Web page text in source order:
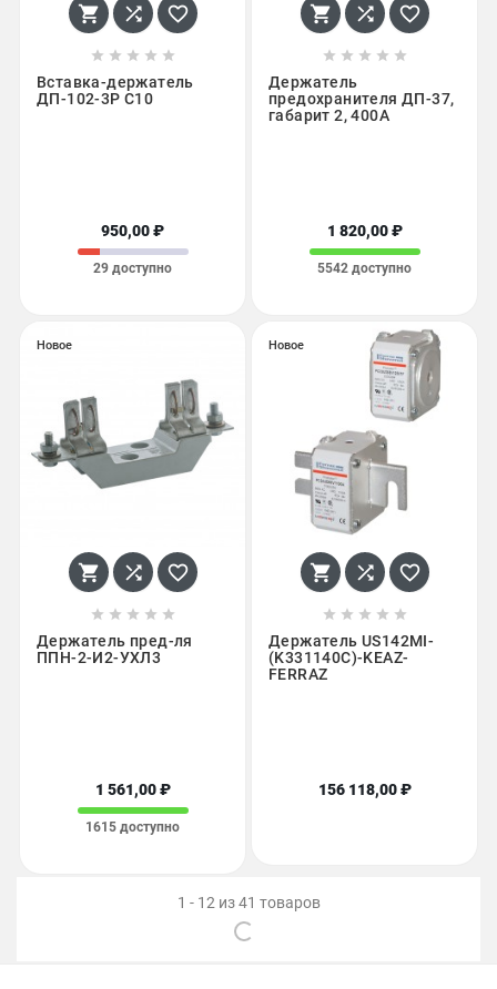
  
    
Вставка-держатель
ДП-102-3P С10
950,00 ₽
29 доступно
  
    
Держатель
предохранителя ДП-37,
габарит 2, 400А
1 820,00 ₽
5542 доступно
Новое
  
    
Держатель пред-ля
ППН-2-И2-УХЛ3
1 561,00 ₽
1615 доступно
Новое
  
    
Держатель US142MI-
(K331140C)-KEAZ-
FERRAZ
156 118,00 ₽
1 - 12 из 41 товаров